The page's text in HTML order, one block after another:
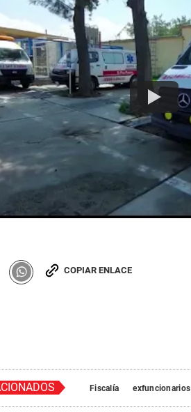
COPIAR ENLACE
Fiscalía exfuncionarios